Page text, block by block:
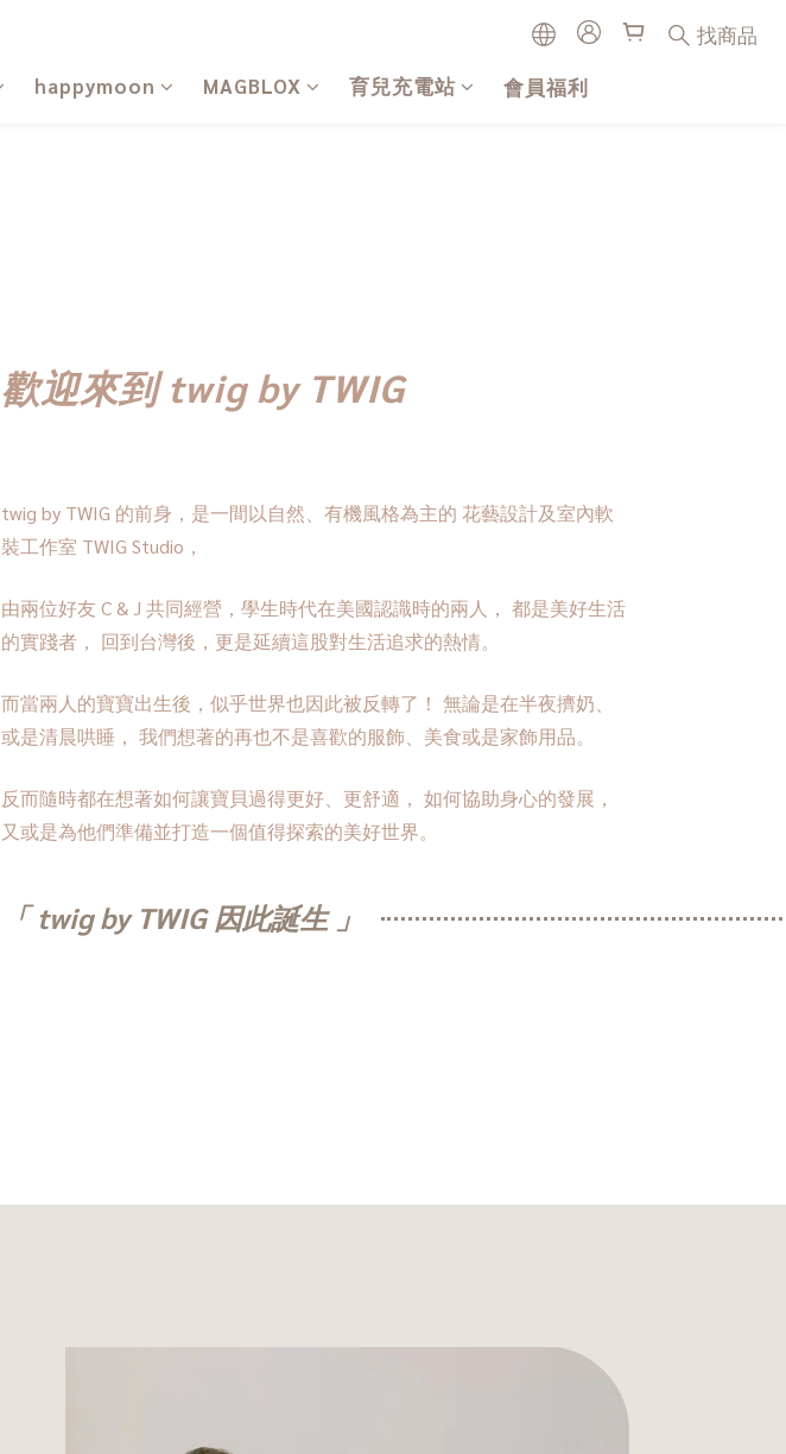
找商品
happymoon MAGBLOX 育兒充電站 會員福利
歡迎來到 twig by TWIG
twig by TWIG 的前身，是一間以自然、有機風格為主的 花藝設計及室內軟
裝工作室 TWIG Studio，
由兩位好友 C & J 共同經營，學生時代在美國認識時的兩人， 都是美好生活
的實踐者， 回到台灣後，更是延續這股對生活追求的熱情。
而當兩人的寶寶出生後，似乎世界也因此被反轉了！ 無論是在半夜擠奶、
或是清晨哄睡， 我們想著的再也不是喜歡的服飾、美食或是家飾用品。
反而隨時都在想著如何讓寶貝過得更好、更舒適， 如何協助身心的發展，
又或是為他們準備並打造一個值得探索的美好世界。
「 twig by TWIG 因此誕生 」